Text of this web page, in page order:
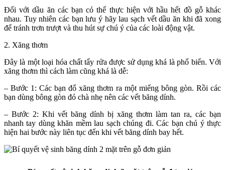
Đối với dầu ăn các bạn có thể thực hiện với hầu hết đồ gỗ khác
nhau. Tuy nhiên các bạn lưu ý hãy lau sạch vết dầu ăn khi đã xong
để tránh trơn trượt và thu hút sự chú ý của các loài động vật.
2. Xăng thơm
Đây là một loại hóa chất tẩy rửa được sử dụng khá là phổ biến. Với
xăng thơm thì cách làm cũng khá là dễ:
– Bước 1: Các bạn đổ xăng thơm ra một miếng bông gòn. Rồi các
bạn dùng bông gòn đó chà nhẹ nên các vết băng dính.
– Bước 2: Khi vết băng dính bị xăng thơm làm tan ra, các bạn
nhanh tay dùng khăn mềm lau sạch chúng đi. Các bạn chú ý thực
hiện hai bước này liên tục đến khi vết băng dính bay hết.